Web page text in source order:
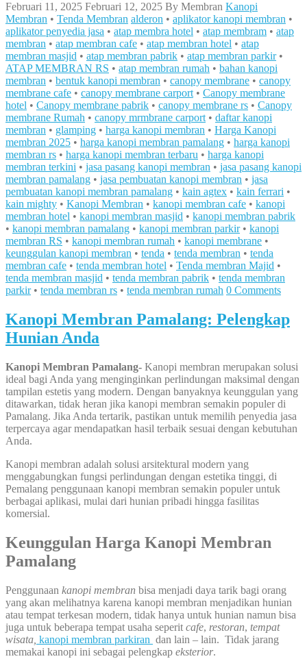
Februari 11, 2025 Februari 12, 2025 By Membran Kanopi
Membran • Tenda Membran alderon • aplikator kanopi membran •
aplikator penyedia jasa • atap membra hotel • atap membram • atap
membran • atap membran cafe • atap membran hotel • atap
membran masjid • atap membran pabrik • atap membran parkir•
ATAP MEMBRAN RS • atap membran rumah • bahan kanopi
membran • bentuk kanopi membran • canopy membrane • canopy
membrane cafe • canopy membrane carport • Canopy membrane
hotel • Canopy membrane pabrik • canopy membrane rs • Canopy
membrane Rumah • canopy mrmbrane carport • daftar kanopi
membran • glamping • harga kanopi membran • Harga Kanopi
membran 2025 • harga kanopi membran pamalang • harga kanopi
membran rs • harga kanopi membran terbaru • harga kanopi
membran terkini • jasa pasang kanopi membran • jasa pasang kanopi
membran pamalang • jasa pembuatan kanopi membran • jasa
pembuatan kanopi membran pamalang • kain agtex • kain ferrari •
kain mighty • Kanopi Membran • kanopi membran cafe • kanopi
membran hotel • kanopi membran masjid • kanopi membran pabrik
• kanopi membran pamalang • kanopi membran parkir• kanopi
membran RS • kanopi membran rumah • kanopi membrane •
keunggulan kanopi membran • tenda • tenda membran • tenda
membran cafe • tenda membran hotel • Tenda membran Majid •
tenda membran masjid • tenda membran pabrik • tenda membran
parkir• tenda membran rs • tenda membran rumah 0 Comments
Kanopi Membran Pamalang: Pelengkap
Hunian Anda
Kanopi Membran Pamalang- Kanopi membran merupakan solusi
ideal bagi Anda yang menginginkan perlindungan maksimal dengan
tampilan estetis yang modern. Dengan banyaknya keunggulan yang
ditawarkan, tidak heran jika kanopi membran semakin populer di
Pamalang. Jika Anda tertarik, pastikan untuk memilih penyedia jasa
terpercaya agar mendapatkan hasil terbaik sesuai dengan kebutuhan
Anda.
Kanopi membran adalah solusi arsitektural modern yang
menggabungkan fungsi perlindungan dengan estetika tinggi, di
Pemalang penggunaan kanopi membran semakin populer untuk
berbagai aplikasi, mulai dari hunian pribadi hingga fasilitas
komersial.
Keunggulan Harga Kanopi Membran
Pamalang
Penggunaan kanopi membran bisa menjadi daya tarik bagi orang
yang akan melihatnya karena kanopi membran menjadikan hunian
atau tempat terkesan modern, tidak hanya untuk hunian namun bisa
juga untuk beberapa tempat usaha seperit cafe, restoran, tempat
wisata, kanopi membran parkiran dan lain – lain. Tidak jarang
memakai kanopi ini sebagai pelengkap eksterior.